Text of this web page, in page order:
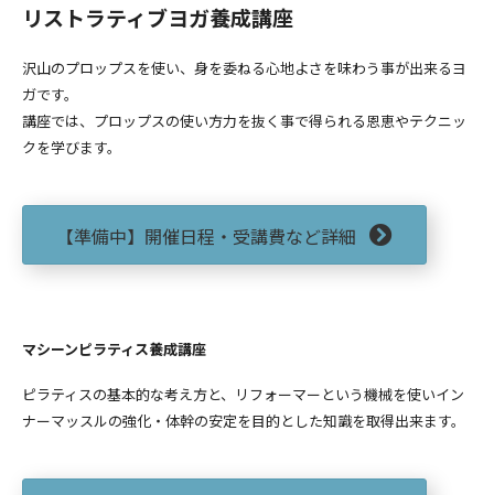
リストラティブヨガ養成講座
沢山のプロップスを使い、身を委ねる心地よさを味わう事が出来るヨ
ガです。
講座では、プロップスの使い方力を抜く事で得られる恩恵やテクニッ
クを学びます。
【準備中】開催日程・受講費など詳細
マシーンピラティス養成講座
ピラティスの基本的な考え方と、リフォーマーという機械を使いイン
ナーマッスルの強化・体幹の安定を目的とした知識を取得出来ます。